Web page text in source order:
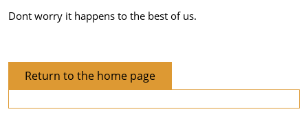
Dont worry it happens to the best of us.
Return to the home pageReturn
to
the